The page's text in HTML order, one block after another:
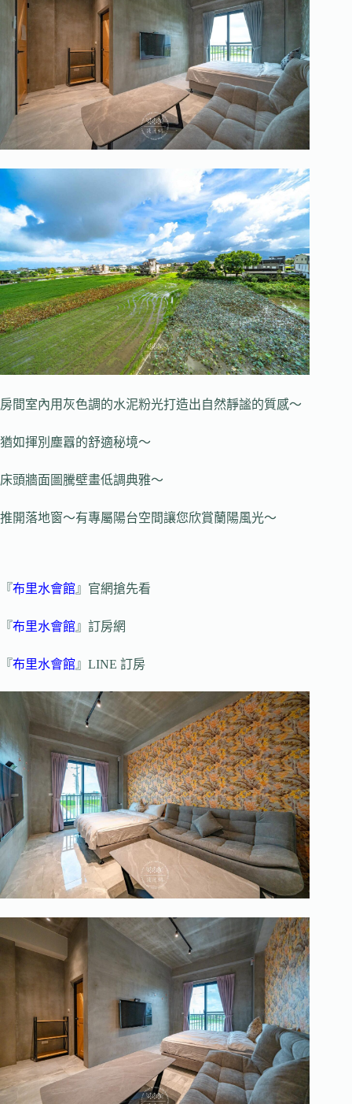
房間室內用灰色調的水泥粉光打造出自然靜謐的質感～
猶如揮別塵囂的舒適秘境～
床頭牆面圖騰壁畫低調典雅～
推開落地窗～有專屬陽台空間讓您欣賞蘭陽風光～
『布里水會館』官網搶先看
『布里水會館』訂房網
『布里水會館』LINE 訂房